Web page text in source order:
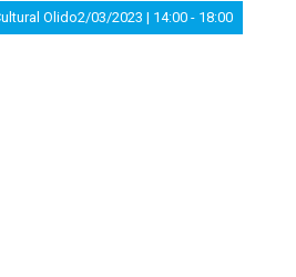
Olido2/03/2023 | 14:00 - 18:00